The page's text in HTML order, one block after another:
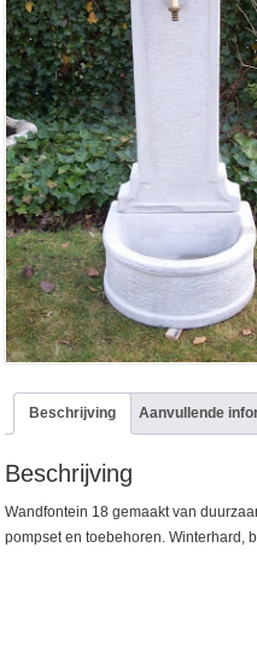
Beschrijving Aanvullende
Beschrijving
Wandfontein 18 gemaakt van
pompset en toebehoren. Winterhard,